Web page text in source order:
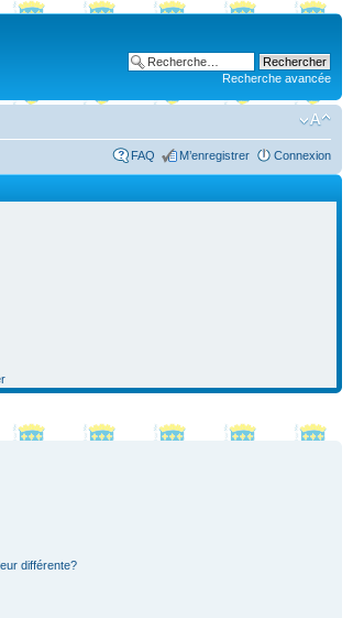
Recherche avancée
FAQ M’enregistrer Connexion
différente?